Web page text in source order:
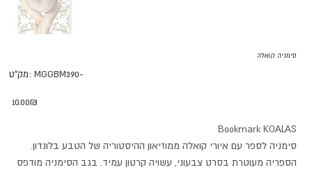
סימניה קואלה
מק"ט: MGGBM390-
MGGBM390-
‏10.00 ‏₪
Bookmark KOALAS
סימניה לספר עם איורי קואלה ממוזיאון ההיסטוריה של הטבע בלונדון.
הספריה מעוטרת בסרט צבעוני, עשויה קרטון עמיד. בגב הסימניה מודפס